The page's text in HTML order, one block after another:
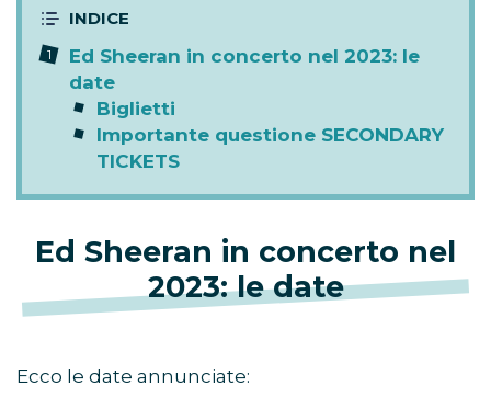
Ed Sheeran in concerto nel 2023: le
date
Biglietti
Importante questione SECONDARY
TICKETS
Ed Sheeran in concerto nel
2023: le date
Ecco le date annunciate: